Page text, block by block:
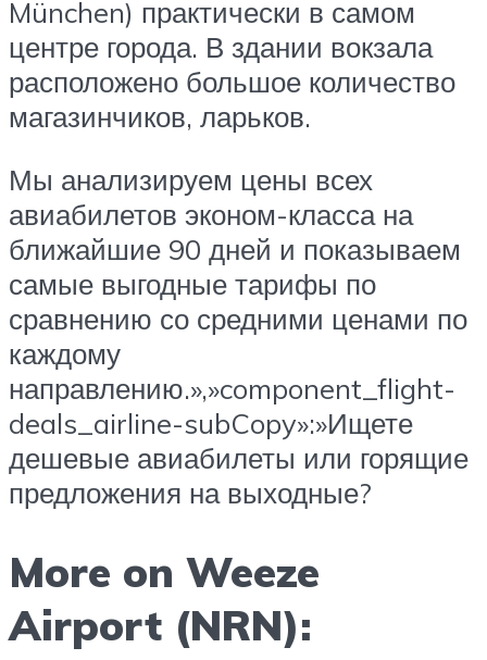
München) практически в самом
центре города. В здании вокзала
расположено большое количество
магазинчиков, ларьков.
Мы анализируем цены всех
авиабилетов эконом-класса на
ближайшие 90 дней и показываем
самые выгодные тарифы по
сравнению со средними ценами по
каждому
направлению.»,»component_flight-
deals_airline-subCopy»:»Ищете
дешевые авиабилеты или горящие
предложения на выходные?
More on Weeze
Airport (NRN):